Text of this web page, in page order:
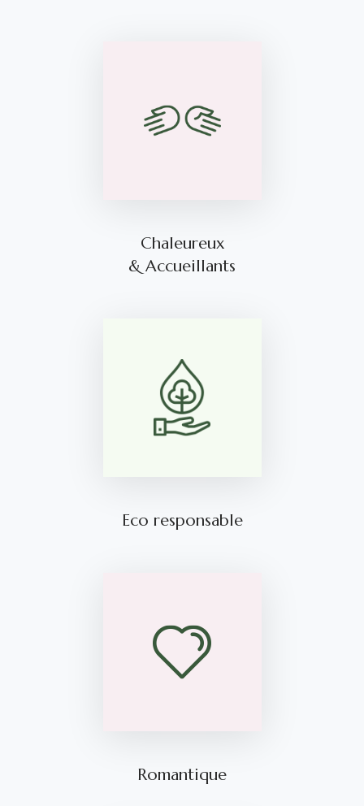
Chaleureux
& Accueillants
Eco responsable
Romantique